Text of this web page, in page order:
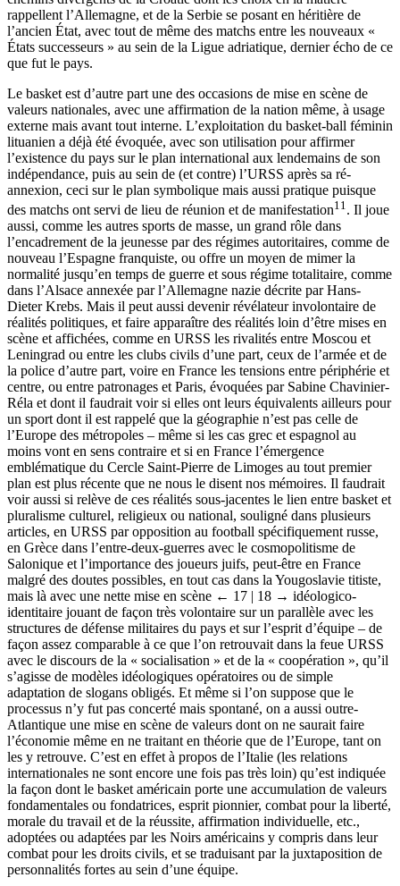
rappellent l’Allemagne, et de la Serbie se posant en héritière de
l’ancien État, avec tout de même des matchs entre les nouveaux «
États successeurs » au sein de la Ligue adriatique, dernier écho de ce
que fut le pays.
Le basket est d’autre part une des occasions de mise en scène de
valeurs nationales, avec une affirmation de la nation même, à usage
externe mais avant tout interne. L’exploitation du basket-ball féminin
lituanien a déjà été évoquée, avec son utilisation pour affirmer
l’existence du pays sur le plan international aux lendemains de son
indépendance, puis au sein de (et contre) l’URSS après sa ré-
annexion, ceci sur le plan symbolique mais aussi pratique puisque
des matchs ont servi de lieu de réunion et de manifestation11 . Il joue
aussi, comme les autres sports de masse, un grand rôle dans
l’encadrement de la jeunesse par des régimes autoritaires, comme de
nouveau l’Espagne franquiste, ou offre un moyen de mimer la
normalité jusqu’en temps de guerre et sous régime totalitaire, comme
dans l’Alsace annexée par l’Allemagne nazie décrite par Hans-
Dieter Krebs. Mais il peut aussi devenir révélateur involontaire de
réalités politiques, et faire apparaître des réalités loin d’être mises en
scène et affichées, comme en URSS les rivalités entre Moscou et
Leningrad ou entre les clubs civils d’une part, ceux de l’armée et de
la police d’autre part, voire en France les tensions entre périphérie et
centre, ou entre patronages et Paris, évoquées par Sabine Chavinier-
Réla et dont il faudrait voir si elles ont leurs équivalents ailleurs pour
un sport dont il est rappelé que la géographie n’est pas celle de
l’Europe des métropoles – même si les cas grec et espagnol au
moins vont en sens contraire et si en France l’émergence
emblématique du Cercle Saint-Pierre de Limoges au tout premier
plan est plus récente que ne nous le disent nos mémoires. Il faudrait
voir aussi si relève de ces réalités sous-jacentes le lien entre basket et
pluralisme culturel, religieux ou national, souligné dans plusieurs
articles, en URSS par opposition au football spécifiquement russe,
en Grèce dans l’entre-deux-guerres avec le cosmopolitisme de
Salonique et l’importance des joueurs juifs, peut-être en France
malgré des doutes possibles, en tout cas dans la Yougoslavie titiste,
mais là avec une nette mise en scène ← 17 | 18 → idéologico-
identitaire jouant de façon très volontaire sur un parallèle avec les
structures de défense militaires du pays et sur l’esprit d’équipe – de
façon assez comparable à ce que l’on retrouvait dans la feue URSS
avec le discours de la « socialisation » et de la « coopération », qu’il
s’agisse de modèles idéologiques opératoires ou de simple
adaptation de slogans obligés. Et même si l’on suppose que le
processus n’y fut pas concerté mais spontané, on a aussi outre-
Atlantique une mise en scène de valeurs dont on ne saurait faire
l’économie même en ne traitant en théorie que de l’Europe, tant on
les y retrouve. C’est en effet à propos de l’Italie (les relations
internationales ne sont encore une fois pas très loin) qu’est indiquée
la façon dont le basket américain porte une accumulation de valeurs
fondamentales ou fondatrices, esprit pionnier, combat pour la liberté,
morale du travail et de la réussite, affirmation individuelle, etc.,
adoptées ou adaptées par les Noirs américains y compris dans leur
combat pour les droits civils, et se traduisant par la juxtaposition de
personnalités fortes au sein d’une équipe.